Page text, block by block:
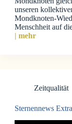
unseren
Mondknoten-
Menschheit auf
| mehr
Zeitqualität
Sternennews